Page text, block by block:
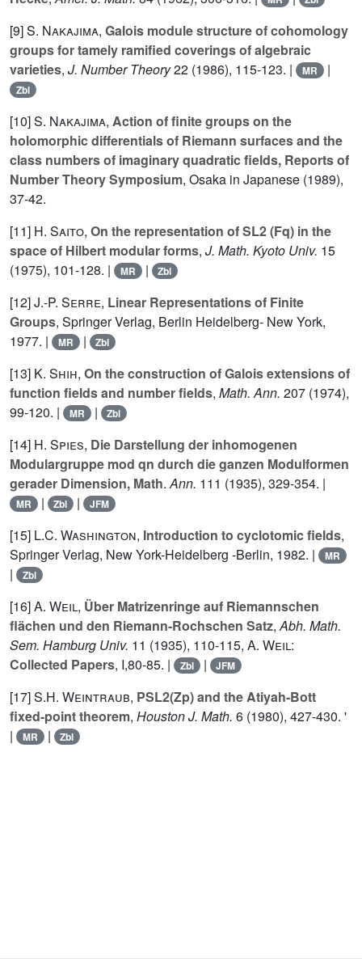
[9]S. Nakajima, Galois module structure of cohomology
groups for tamely ramified coverings of algebraic
varieties, J. Number Theory22 (1986), 115-123. | MR |
Zbl
[10]S. Nakajima, Action of finite groups on the
holomorphic differentials of Riemann surfaces and the
class numbers of imaginary quadratic fields, Reports of
Number Theory Symposium, Osaka in Japanese (1989),
37-42.
[11] H. Saito, On the representation of SL2 (Fq) in the
space of Hilbert modular forms, J. Math. Kyoto Univ. 15
(1975), 101-128. |
MR | Zbl
[12]J.-P. Serre, Linear Representations of Finite
Groups, Springer Verlag, Berlin Heidelberg- New York,
1977. |
MR | Zbl
[13] K. Shih, On the construction of Galois extensions of
function fields and number fields, Math. Ann. 207 (1974),
99-120. |
MR | Zbl
[14] H. Spies, Die Darstellung der inhomogenen
Modulargruppe mod qn durch die ganzen Modulformen
gerader Dimension, Math.Ann. 111 (1935), 329-354. |
MR | Zbl | JFM
[15] L.C. Washington, Introduction to cyclotomic fields,
Springer Verlag, New York-Heidelberg -Berlin, 1982. |
MR
| Zbl
[16]A. Weil, Über Matrizenringe auf Riemannschen
flächen und den Riemann-Rochschen Satz,Abh. Math.
Sem. Hamburg Univ. 11 (1935), 110-115, A. Weil:
Collected Papers, I,80-85. | Zbl | JFM
[17]S.H. Weintraub, PSL2(Zp) and the Atiyah-Bott
fixed-point theorem, Houston J. Math. 6 (1980), 427-430. '
|
MR | Zbl